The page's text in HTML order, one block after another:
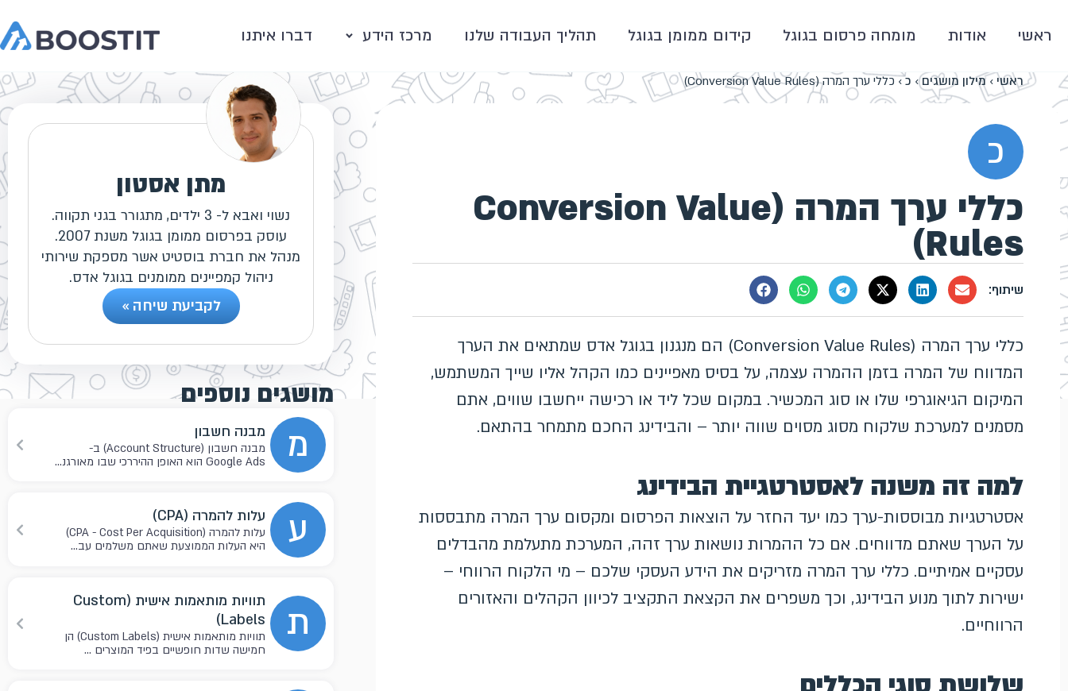
ראשי אודות מומחה פרסום בגוגל קידום ממומן בגוגל תהליך העבודה שלנו מרכז הידע דברו איתנו
ראשי ›מילון מושגים› כ›כללי ערך המרה (Conversion Value Rules)
כ
כללי ערך המרה (Conversion Value
Rules)
כללי ערך המרה (Conversion Value Rules) הם מנגנון בגוגל אדס שמתאים את הערך
המדווח של המרה בזמן ההמרה עצמה, על בסיס מאפיינים כמו הקהל אליו שייך המשתמש,
המיקום הגיאוגרפי שלו או סוג המכשיר. במקום שכל ליד או רכישה ייחשבו שווים, אתם
מסמנים למערכת שלקוח מסוג מסוים שווה יותר – והבידינג החכם מתמחר בהתאם.
למה זה משנה לאסטרטגיית הבידינג
אסטרטגיות מבוססות-ערך כמו יעד החזר על הוצאות הפרסום ומקסום ערך המרה מתבססות
על הערך שאתם מדווחים. אם כל ההמרות נושאות ערך זהה, המערכת מתעלמת מהבדלים
עסקיים אמיתיים. כללי ערך המרה מזריקים את הידע העסקי שלכם – מי הלקוח הרווחי –
ישירות לתוך מנוע הבידינג, וכך משפרים את הקצאת התקציב לכיוון הקהלים והאזורים
הרווחיים.
מתן אסטון
נשוי ואבא ל- 3 ילדים, מתגורר בגני תקווה.
עוסק בפרסום ממומן בגוגל משנת 2007.
מנהל את חברת בוסטיט אשר מספקת שירותי
ניהול קמפיינים ממומנים בגוגל אדס.
לקביעת שיחה »
מושגים נוספים
מ מבנה חשבון
מבנה חשבון (Account Structure) ב-
Google Ads הוא האופן ההיררכי שבו מאורגנ...
ע עלות להמרה (CPA)
עלות להמרה (CPA - Cost Per Acquisition)
היא העלות הממוצעת שאתם משלמים עב...
ת
תוויות מותאמות אישית (Custom
Labels)
תוויות מותאמות אישית (Custom Labels) הן
חמישה שדות חופשיים בפיד המוצרים ...